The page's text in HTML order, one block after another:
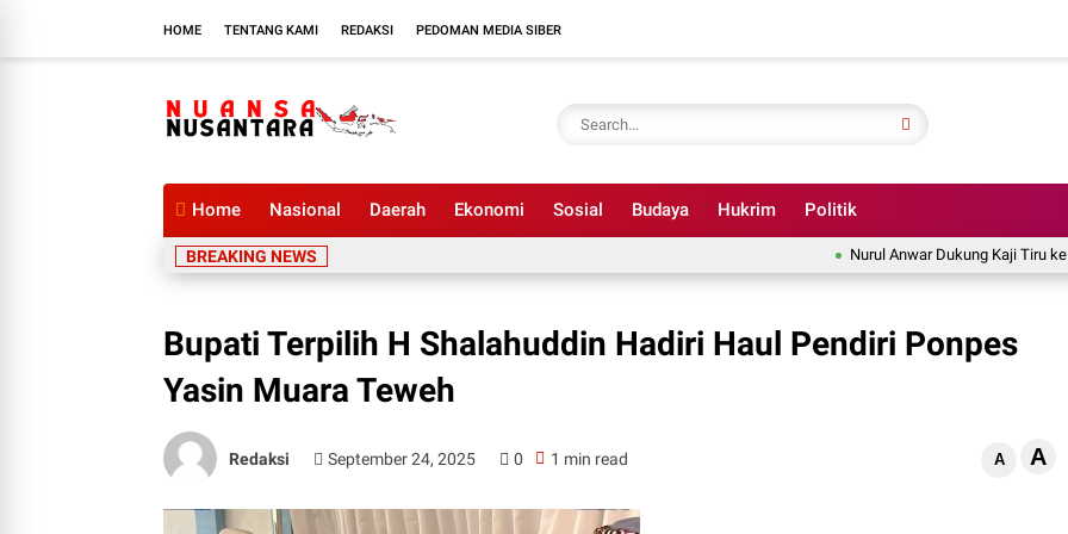
HOME TENTANG KAMI REDAKSI PEDOMAN MEDIA SIBER
Home Nasional Daerah Ekonomi Sosial Budaya Hukrim Politik
BREAKING NEWS Nurul Anwar Dukung Kaji Tiru ke
Bupati Terpilih H Shalahuddin Hadiri Haul Pendiri Ponpes
Yasin Muara Teweh
Redaksi September 24, 2025 0 1 min read A A